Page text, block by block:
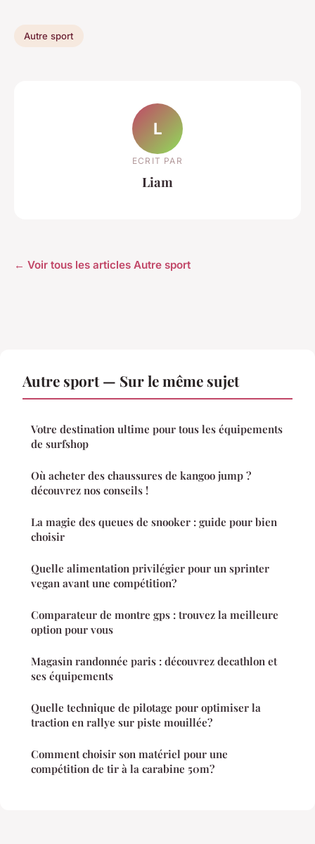
Autre sport
L
ECRIT PAR
Liam
← Voir tous les articles Autre sport
Autre sport — Sur le même sujet
Votre destination ultime pour tous les équipements
de surfshop
Où acheter des chaussures de kangoo jump ?
découvrez nos conseils !
La magie des queues de snooker : guide pour bien
choisir
Quelle alimentation privilégier pour un sprinter
vegan avant une compétition?
Comparateur de montre gps : trouvez la meilleure
option pour vous
Magasin randonnée paris : découvrez decathlon et
ses équipements
Quelle technique de pilotage pour optimiser la
traction en rallye sur piste mouillée?
Comment choisir son matériel pour une
compétition de tir à la carabine 50m?